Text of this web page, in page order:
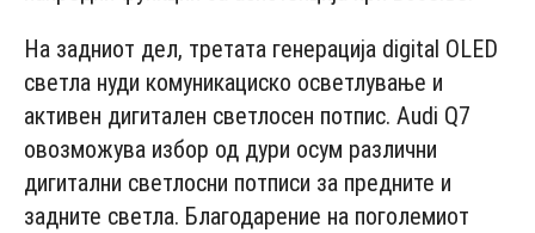
На задниот дел, третата генерација digital OLED
светла нуди комуникациско осветлување и
активен дигитален светлосен потпис. Audi Q7
овозможува избор од дури осум различни
дигитални светлосни потписи за предните и
задните светла. Благодарение на поголемиот